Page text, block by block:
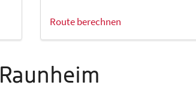
Route berechnen